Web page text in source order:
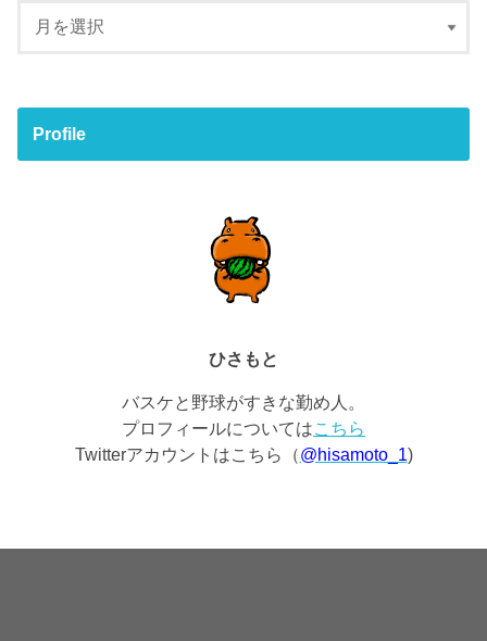
Profile
ひさもと
バスケと野球がすきな勤め人。
プロフィールについてはこちら
Twitterアカウントはこちら（@hisamoto_1)